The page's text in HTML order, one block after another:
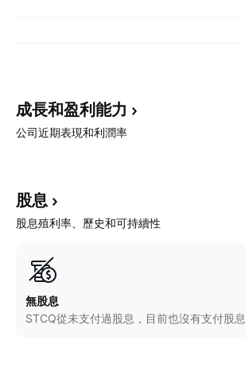
成長和盈利能力
公司近期表現和利潤率
股息
股息殖利率、歷史和可持續性
無股息
STCQ從未支付過股息，目前也沒有支付股息